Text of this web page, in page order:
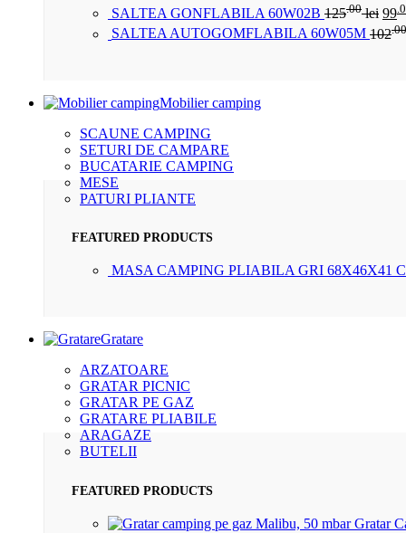
SALTEA GONFLABILA 60W02B 125.00 lei 99
SALTEA AUTOGOMFLABILA 60W05M 102.00
Mobilier camping
SCAUNE CAMPING
SETURI DE CAMPARE
BUCATARIE CAMPING
MESE
PATURI PLIANTE
FEATURED PRODUCTS
MASA CAMPING PLIABILA GRI 68X46X41
Gratare
ARZATOARE
GRATAR PICNIC
GRATAR PE GAZ
GRATARE PLIABILE
ARAGAZE
BUTELII
FEATURED PRODUCTS
Gratar